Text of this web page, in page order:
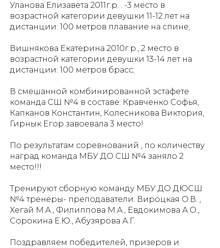
Уланова Елизавета 2011г.р. . -3 место в
возрастной категории девушки 11-12 лет на
дистанции: 100 метров плавание на спине;
Вишнякова Екатерина 2010г.р., 2 место в
возрастной категории девушки 13-14 лет на
дистанции: 100 метров брасс;
В смешанной комбинированной эстафете
команда СШ №4 в составе: Кравченко Софья,
Капканов Константин, Колесникова Виктория,
Гирнык Егор завоевала 3 место!
По результатам соревнований , по количеству
наград команда МБУ ДО СШ №4 заняло 2
место!!!
Тренируют сборную команду МБУ ДО ДЮСШ
№4 тренеры- преподаватели: Вироцкая О.В. ,
Хегай М.А., Филиппова М.А., Евдокимова А.О.,
Сорокина Е.Ю., Абузярова А.Г.
Поздравляем победителей, призеров и